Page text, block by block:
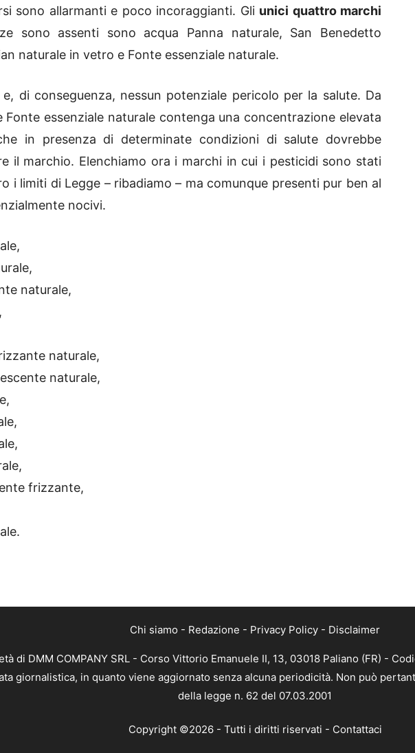
sono allarmanti e poco incoraggianti. Gli unici quattro marchi
sono assenti sono acqua Panna naturale, San Benedetto
naturale in vetro e Fonte essenziale naturale.
di conseguenza, nessun potenziale pericolo per la salute. Da
essenziale naturale contenga una concentrazione elevata
in presenza di determinate condizioni di salute dovrebbe
il marchio. Elenchiamo ora i marchi in cui i pesticidi sono stati
i limiti di Legge – ribadiamo – ma comunque presenti pur ben al
nocivi.
naturale,
naturale,
naturale,
frizzante,
Chi siamo - Redazione - Privacy Policy - Disclaimer
di DMM COMPANY SRL - Corso Vittorio Emanuele II, 13, 03018 Paliano (FR) -
giornalistica, in quanto viene aggiornato senza alcuna periodicità. Non può
della legge n. 62 del 07.03.2001
Copyright ©2026 - Tutti i diritti riservati - Contattaci